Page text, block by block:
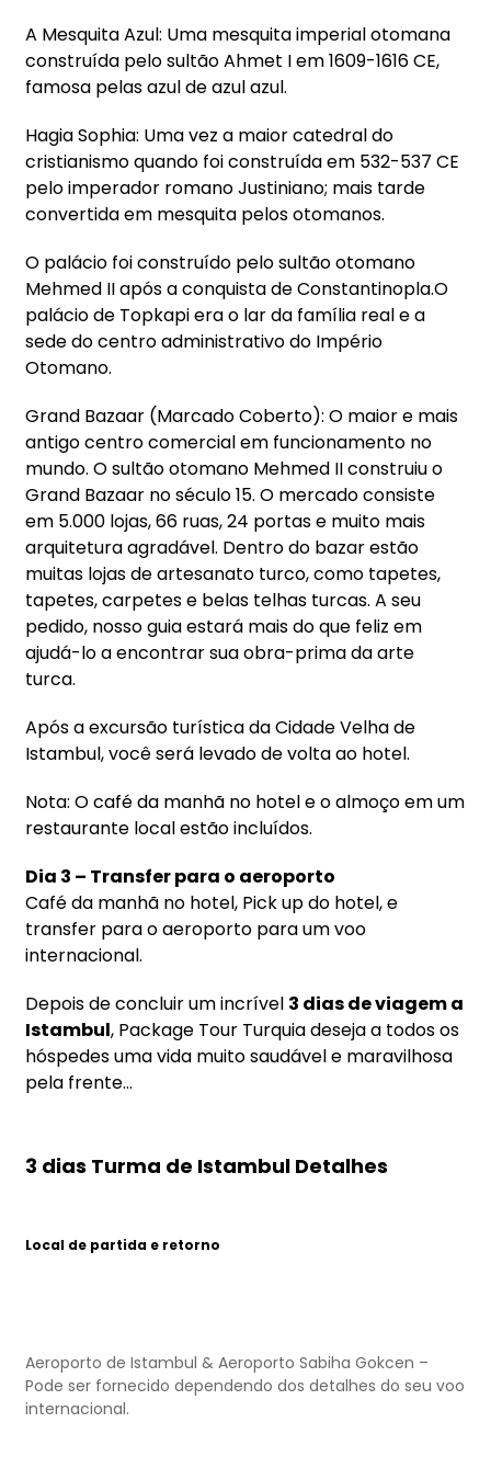
A Mesquita Azul: Uma mesquita imperial otomana
construída pelo sultão Ahmet I em 1609-1616 CE,
famosa pelas azul de azul azul.
Hagia Sophia: Uma vez a maior catedral do
cristianismo quando foi construída em 532-537 CE
pelo imperador romano Justiniano; mais tarde
convertida em mesquita pelos otomanos.
O palácio foi construído pelo sultão otomano
Mehmed II após a conquista de Constantinopla.O
palácio de Topkapi era o lar da família real e a
sede do centro administrativo do Império
Otomano.
Grand Bazaar (Marcado Coberto): O maior e mais
antigo centro comercial em funcionamento no
mundo. O sultão otomano Mehmed II construiu o
Grand Bazaar no século 15. O mercado consiste
em 5.000 lojas, 66 ruas, 24 portas e muito mais
arquitetura agradável. Dentro do bazar estão
muitas lojas de artesanato turco, como tapetes,
tapetes, carpetes e belas telhas turcas. A seu
pedido, nosso guia estará mais do que feliz em
ajudá-lo a encontrar sua obra-prima da arte
turca.
Após a excursão turística da Cidade Velha de
Istambul, você será levado de volta ao hotel.
Nota: O café da manhã no hotel e o almoço em um
restaurante local estão incluídos.
Dia 3 – Transfer para o aeroporto
Café da manhã no hotel, Pick up do hotel, e
transfer para o aeroporto para um voo
internacional.
Depois de concluir um incrível 3 dias de viagem a
Istambul, Package Tour Turquia deseja a todos os
hóspedes uma vida muito saudável e maravilhosa
pela frente...
3 dias Turma de Istambul Detalhes
Local de partida e retorno
Aeroporto de Istambul & Aeroporto Sabiha Gokcen –
Pode ser fornecido dependendo dos detalhes do seu voo
internacional.